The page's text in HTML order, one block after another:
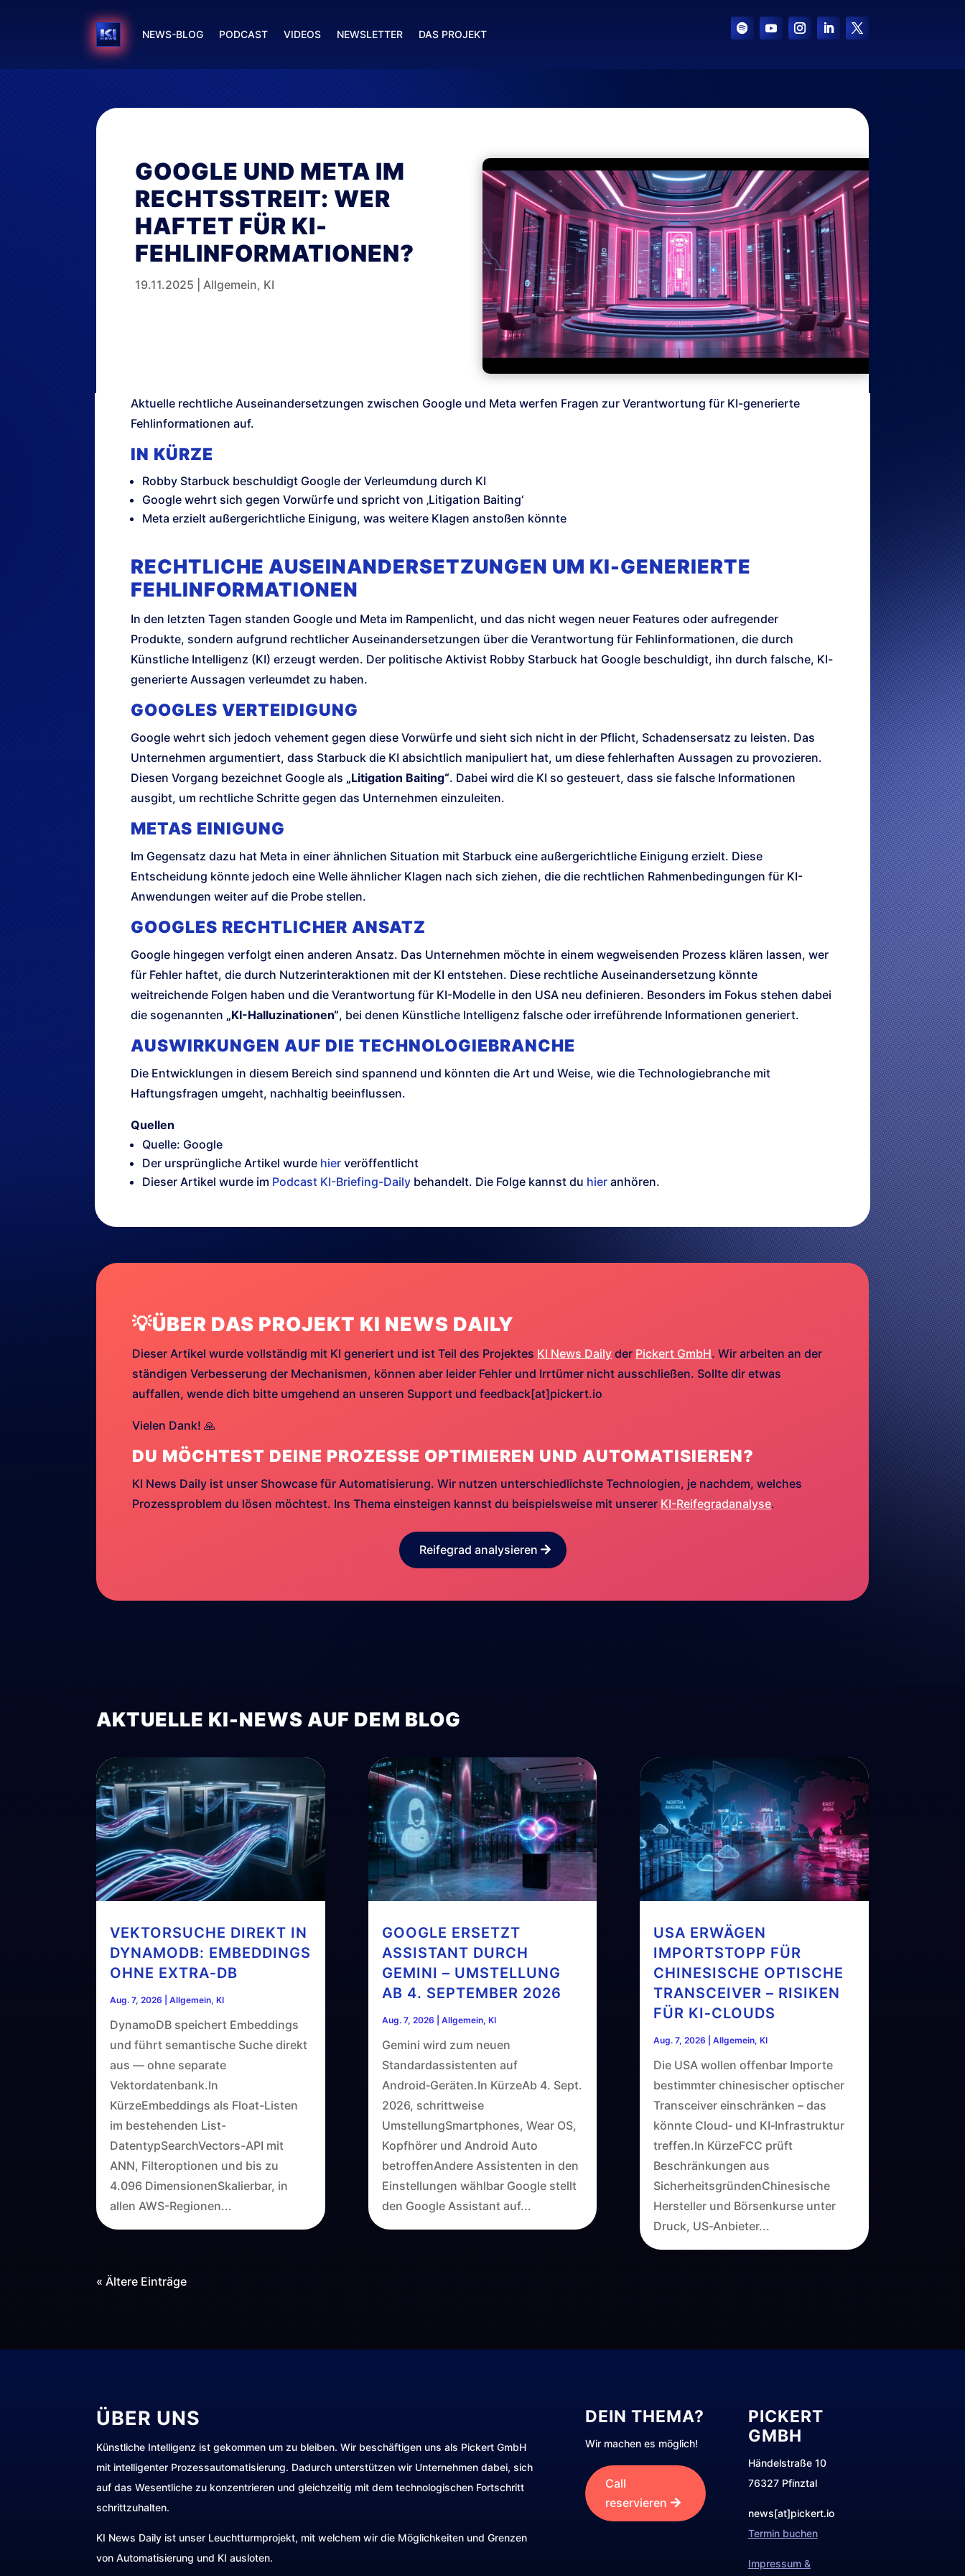
NEWS-BLOG PODCAST VIDEOS NEWSLETTER DAS PROJEKT
GOOGLE UND META IM
RECHTSSTREIT: WER
HAFTET FÜR KI-
FEHLINFORMATIONEN?
19.11.2025 Allgemein, KI
Aktuelle rechtliche Auseinandersetzungen zwischen Google und Meta werfen Fragen zur Verantwortung für KI-generierte
Fehlinformationen auf.
IN KÜRZE
Robby Starbuck beschuldigt Google der Verleumdung durch KI
Google wehrt sich gegen Vorwürfe und spricht von ‚Litigation Baiting‘
Meta erzielt außergerichtliche Einigung, was weitere Klagen anstoßen könnte
RECHTLICHE AUSEINANDERSETZUNGEN UM KI-GENERIERTE
FEHLINFORMATIONEN
In den letzten Tagen standen Google und Meta im Rampenlicht, und das nicht wegen neuer Features oder aufregender
Produkte, sondern aufgrund rechtlicher Auseinandersetzungen über die Verantwortung für Fehlinformationen, die durch
Künstliche Intelligenz (KI) erzeugt werden. Der politische Aktivist Robby Starbuck hat Google beschuldigt, ihn durch falsche, KI-
generierte Aussagen verleumdet zu haben.
GOOGLES VERTEIDIGUNG
Google wehrt sich jedoch vehement gegen diese Vorwürfe und sieht sich nicht in der Pflicht, Schadensersatz zu leisten. Das
Unternehmen argumentiert, dass Starbuck die KI absichtlich manipuliert hat, um diese fehlerhaften Aussagen zu provozieren.
Diesen Vorgang bezeichnet Google als „Litigation Baiting“. Dabei wird die KI so gesteuert, dass sie falsche Informationen
ausgibt, um rechtliche Schritte gegen das Unternehmen einzuleiten.
METAS EINIGUNG
Im Gegensatz dazu hat Meta in einer ähnlichen Situation mit Starbuck eine außergerichtliche Einigung erzielt. Diese
Entscheidung könnte jedoch eine Welle ähnlicher Klagen nach sich ziehen, die die rechtlichen Rahmenbedingungen für KI-
Anwendungen weiter auf die Probe stellen.
GOOGLES RECHTLICHER ANSATZ
Google hingegen verfolgt einen anderen Ansatz. Das Unternehmen möchte in einem wegweisenden Prozess klären lassen, wer
für Fehler haftet, die durch Nutzerinteraktionen mit der KI entstehen. Diese rechtliche Auseinandersetzung könnte
weitreichende Folgen haben und die Verantwortung für KI-Modelle in den USA neu definieren. Besonders im Fokus stehen dabei
die sogenannten „KI-Halluzinationen“, bei denen Künstliche Intelligenz falsche oder irreführende Informationen generiert.
AUSWIRKUNGEN AUF DIE TECHNOLOGIEBRANCHE
Die Entwicklungen in diesem Bereich sind spannend und könnten die Art und Weise, wie die Technologiebranche mit
Haftungsfragen umgeht, nachhaltig beeinflussen.
Quellen
Quelle: Google
Der ursprüngliche Artikel wurde hier veröffentlicht
Dieser Artikel wurde im Podcast KI-Briefing-Daily behandelt. Die Folge kannst du hier anhören.
💡ÜBER DAS PROJEKT KI NEWS DAILY
Dieser Artikel wurde vollständig mit KI generiert und ist Teil des Projektes KI News Daily der Pickert GmbH. Wir arbeiten an der
ständigen Verbesserung der Mechanismen, können aber leider Fehler und Irrtümer nicht ausschließen. Sollte dir etwas
auffallen, wende dich bitte umgehend an unseren Support und feedback[at]pickert.io
Vielen Dank! 🙏
DU MÖCHTEST DEINE PROZESSE OPTIMIEREN UND AUTOMATISIEREN?
KI News Daily ist unser Showcase für Automatisierung. Wir nutzen unterschiedlichste Technologien, je nachdem, welches
Prozessproblem du lösen möchtest. Ins Thema einsteigen kannst du beispielsweise mit unserer KI-Reifegradanalyse.
Reifegrad analysieren
AKTUELLE KI-NEWS AUF DEM BLOG
VEKTORSUCHE DIREKT IN
DYNAMODB: EMBEDDINGS
OHNE EXTRA‑DB
Aug. 7, 2026 |Allgemein,KI
DynamoDB speichert Embeddings
und führt semantische Suche direkt
aus — ohne separate
Vektordatenbank.In
KürzeEmbeddings als Float-Listen
im bestehenden List-
DatentypSearchVectors-API mit
ANN, Filteroptionen und bis zu
4.096 DimensionenSkalierbar, in
allen AWS-Regionen...
GOOGLE ERSETZT
ASSISTANT DURCH
GEMINI – UMSTELLUNG
AB 4. SEPTEMBER 2026
Aug. 7, 2026 Allgemein, KI
Gemini wird zum neuen
Standardassistenten auf
Android‑Geräten.In KürzeAb 4. Sept.
2026, schrittweise
UmstellungSmartphones, Wear OS,
Kopfhörer und Android Auto
betroffenAndere Assistenten in den
Einstellungen wählbar Google stellt
den Google Assistant auf...
USA ERWÄGEN
IMPORTSTOPP FÜR
CHINESISCHE OPTISCHE
TRANSCEIVER – RISIKEN
FÜR KI‑CLOUDS
Aug. 7, 2026 Allgemein, KI
Die USA wollen offenbar Importe
bestimmter chinesischer optischer
Transceiver einschränken – das
könnte Cloud‑ und KI‑Infrastruktur
treffen.In KürzeFCC prüft
Beschränkungen aus
SicherheitsgründenChinesische
Hersteller und Börsenkurse unter
Druck, US‑Anbieter...
« Ältere Einträge
ÜBER UNS
Künstliche Intelligenz ist gekommen um zu bleiben. Wir beschäftigen uns als Pickert GmbH
mit intelligenter Prozessautomatisierung. Dadurch unterstützen wir Unternehmen dabei, sich
auf das Wesentliche zu konzentrieren und gleichzeitig mit dem technologischen Fortschritt
schrittzuhalten.
KI News Daily ist unser Leuchtturmprojekt, mit welchem wir die Möglichkeiten und Grenzen
von Automatisierung und KI ausloten.
DEIN THEMA?
Wir machen es möglich!
Call
reservieren
PICKERT
GMBH
Händelstraße 10
76327 Pfinztal
news[at]pickert.io
Termin buchen
Impressum &